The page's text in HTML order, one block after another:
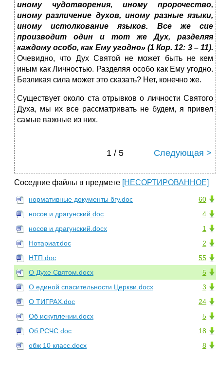
иному чудотворения, иному пророчество,
иному различение духов, иному разные языки,
иному истолкование языков. Все же сие
производит один и тот же Дух, разделяя
каждому особо, как Ему угодно» (1 Кор. 12: 3 – 11).
Очевидно, что Дух Святой не может быть не кем
иным как Личностью. Разделяя особо как Ему угодно.
Безликая сила может это сказать? Нет, конечно же.
Существует около ста отрывков о личности Святого
Духа, мы их все рассматривать не будем, я привел
самые важные из них.
1 / 5 Следующая >
Соседние файлы в предмете [НЕСОРТИРОВАННОЕ]
60
нормативные документы бгу.doc
4
носов и драгунский.doc
1
носов и драгунский.docx
2
Нотариат.doc
55
НТП.doc
5
О Духе Святом.docx
3
О единой спасительности Церкви.docx
24
О ТИГРАХ.doc
5
Об искуплении.docx
18
Об РСЧС.doc
8
обж 10 класс.docx